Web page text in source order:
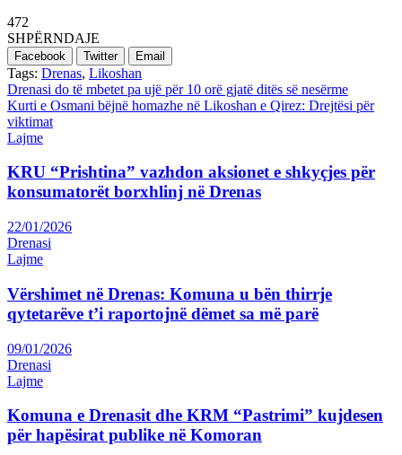
472
SHPËRNDAJE
Facebook Twitter Email
Tags: Drenas, Likoshan
Post
navigation
Drenasi do të mbetet pa ujë për 10 orë gjatë ditës së nesërme
Kurti e Osmani bëjnë homazhe në Likoshan e Qirez: Drejtësi për
viktimat
Lajme
KRU “Prishtina” vazhdon aksionet e shkyçjes për
konsumatorët borxhlinj në Drenas
22/01/2026
Drenasi
Lajme
Vërshimet në Drenas: Komuna u bën thirrje
qytetarëve t’i raportojnë dëmet sa më parë
09/01/2026
Drenasi
Lajme
Komuna e Drenasit dhe KRM “Pastrimi” kujdesen
për hapësirat publike në Komoran